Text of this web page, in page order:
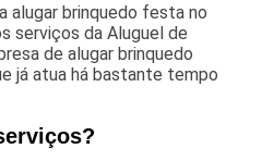
alugar brinquedo festa no
serviços da Aluguel de
de alugar brinquedo
já atua há bastante tempo